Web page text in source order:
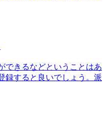
できるなどということはあ
録すると良いでしょう。派